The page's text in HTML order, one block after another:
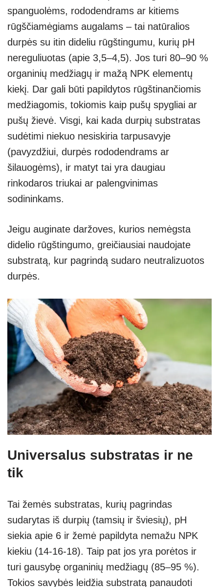
spanguolėms, rododendrams ar kitiems
rūgščiamėgiams augalams – tai natūralios
durpės su itin dideliu rūgštingumu, kurių pH
nereguliuotas (apie 3,5–4,5). Jos turi 80–90 %
organinių medžiagų ir mažą NPK elementų
kiekį. Dar gali būti papildytos rūgštinančiomis
medžiagomis, tokiomis kaip pušų spygliai ar
pušų žievė. Visgi, kai kada durpių substratas
sudėtimi niekuo nesiskiria tarpusavyje
(pavyzdžiui, durpės rododendrams ar
šilauogėms), ir matyt tai yra daugiau
rinkodaros triukai ar palengvinimas
sodininkams.
Jeigu auginate daržoves, kurios nemėgsta
didelio rūgštingumo, greičiausiai naudojate
substratą, kur pagrindą sudaro neutralizuotos
durpės.
Universalus substratas ir ne
tik
Tai žemės substratas, kurių pagrindas
sudarytas iš durpių (tamsių ir šviesių), pH
siekia apie 6 ir žemė papildyta nemažu NPK
kiekiu (14-16-18). Taip pat jos yra porėtos ir
turi gausybę organinių medžiagų (85–95 %).
Tokios savybės leidžia substratą panaudoti